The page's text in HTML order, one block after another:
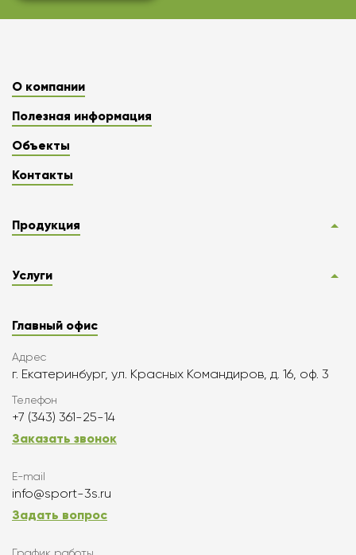
О компании
Полезная информация
Объекты
Контакты
Продукция
Услуги
Главный офис
Адрес
г. Екатеринбург, ул. Красных Командиров, д. 16, оф. 3
Телефон
+7 (343) 361-25-14
Заказать звонок
E-mail
info@sport-3s.ru
Задать вопрос